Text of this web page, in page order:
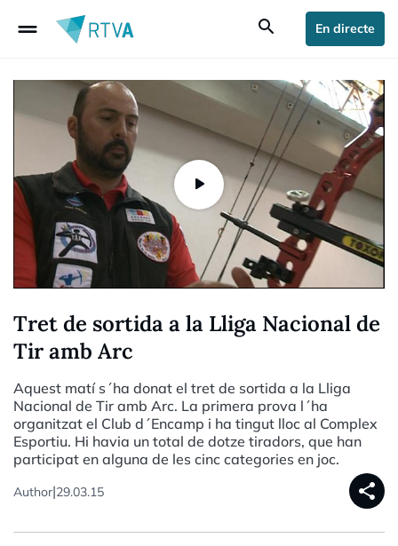
drag_handle search En directe
Tret de sortida a la Lliga Nacional de
Tir amb Arc
Aquest matí s´ha donat el tret de sortida a la Lliga
Nacional de Tir amb Arc. La primera prova l´ha
organitzat el Club d´Encamp i ha tingut lloc al Complex
Esportiu. Hi havia un total de dotze tiradors, que han
participat en alguna de les cinc categories en joc.
Author|29.03.15 share